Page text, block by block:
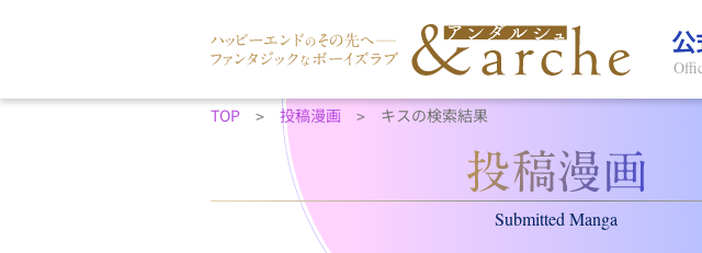
TOP 投稿漫画 キスの検索結果
Submitted Manga